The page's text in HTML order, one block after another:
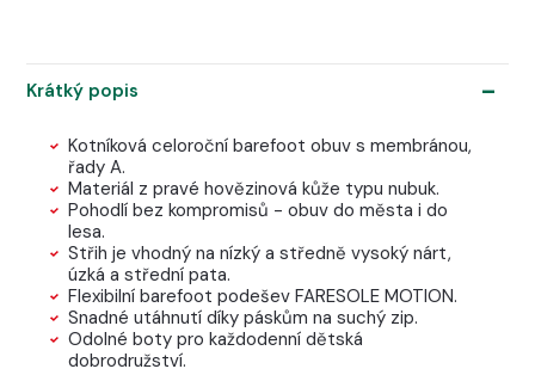
Krátký popis
Kotníková celoroční barefoot obuv s membránou,
řady A.
Materiál z pravé hovězinová kůže typu nubuk.
Pohodlí bez kompromisů - obuv do města i do
lesa.
Střih je vhodný na nízký a středně vysoký nárt,
úzká a střední pata.
Flexibilní barefoot podešev FARESOLE MOTION.
Snadné utáhnutí díky páskům na suchý zip.
Odolné boty pro každodenní dětská
dobrodružství.